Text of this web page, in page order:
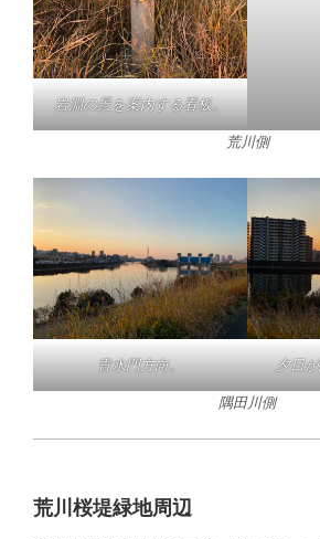
岩淵の景を案内する看板。
荒川側
青水門方向。 夕日
隅田川側
荒川桜堤緑地周辺